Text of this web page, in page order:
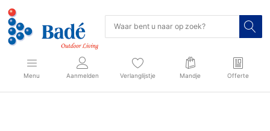
Menu Aanmelden Verlanglijstje Mandje Offerte